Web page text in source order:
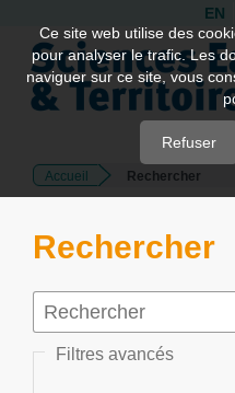
Quick
jump
page
Main
Content
EN
Accueil Rechercher
Rechercher
Filtres avancés
Ce site web utilise des
pour analyser le trafic. Les
naviguer sur ce site, vous
Refuser